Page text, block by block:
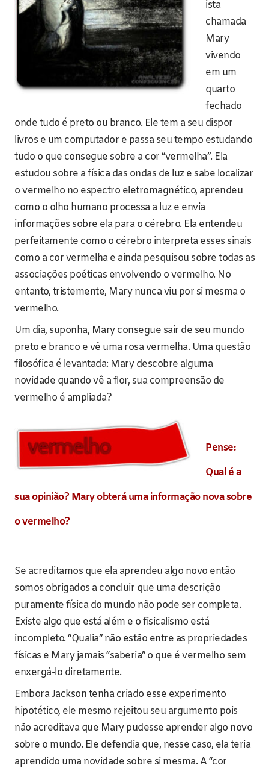
ista
chamada
Mary
vivendo
em um
quarto
fechado
onde tudo é preto ou branco. Ele tem a seu dispor
livros e um computador e passa seu tempo estudando
tudo o que consegue sobre a cor “vermelha”. Ela
estudou sobre a física das ondas de luz e sabe localizar
o vermelho no espectro eletromagnético, aprendeu
como o olho humano processa a luz e envia
informações sobre ela para o cérebro. Ela entendeu
perfeitamente como o cérebro interpreta esses sinais
como a cor vermelha e ainda pesquisou sobre todas as
associações poéticas envolvendo o vermelho. No
entanto, tristemente, Mary nunca viu por si mesma o
vermelho.
Um dia, suponha, Mary consegue sair de seu mundo
preto e branco e vê uma rosa vermelha. Uma questão
filosófica é levantada: Mary descobre alguma
novidade quando vê a flor, sua compreensão de
vermelho é ampliada?
Pense:
Qual é a
sua opinião? Mary obterá uma informação nova sobre
o vermelho?
Se acreditamos que ela aprendeu algo novo então
somos obrigados a concluir que uma descrição
puramente física do mundo não pode ser completa.
Existe algo que está além e o fisicalismo está
incompleto. “Qualia” não estão entre as propriedades
físicas e Mary jamais “saberia” o que é vermelho sem
enxergá-lo diretamente.
Embora Jackson tenha criado esse experimento
hipotético, ele mesmo rejeitou seu argumento pois
não acreditava que Mary pudesse aprender algo novo
sobre o mundo. Ele defendia que, nesse caso, ela teria
aprendido uma novidade sobre si mesma. A “cor